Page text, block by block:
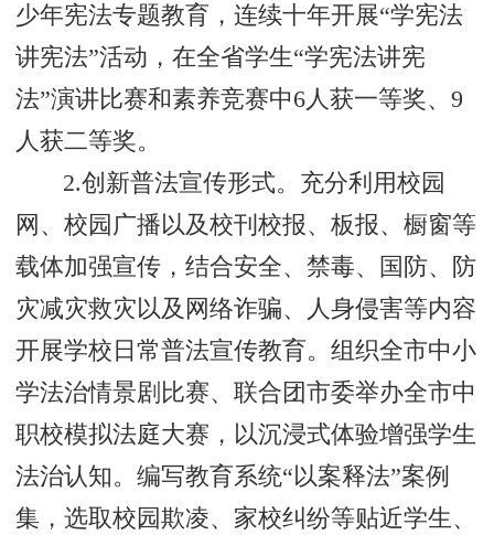
少年宪法专题教育，连续十年开展“学宪法
讲宪法”活动，在全省学生“学宪法讲宪
法”演讲比赛和素养竞赛中6人获一等奖、9
人获二等奖。
2.创新普法宣传形式。充分利用校园
网、校园广播以及校刊校报、板报、橱窗等
载体加强宣传，结合安全、禁毒、国防、防
灾减灾救灾以及网络诈骗、人身侵害等内容
开展学校日常普法宣传教育。组织全市中小
学法治情景剧比赛、联合团市委举办全市中
职校模拟法庭大赛，以沉浸式体验增强学生
法治认知。编写教育系统“以案释法”案例
集，选取校园欺凌、家校纠纷等贴近学生、